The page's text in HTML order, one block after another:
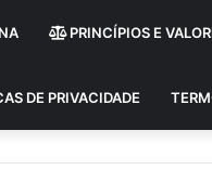
PRINCÍPIOS E
DE PRIVACIDADE